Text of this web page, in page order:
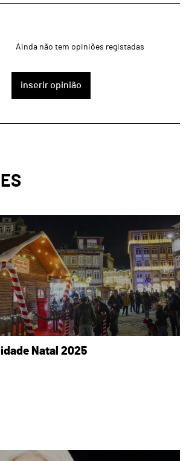
Ainda não tem opiniões registadas
inserir opinião
Natal 2025